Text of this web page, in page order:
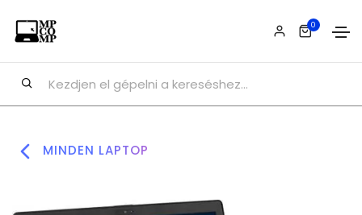
0
MINDEN LAPTOP